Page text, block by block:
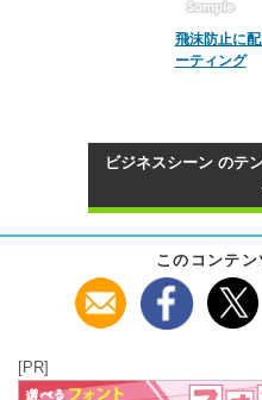
飛沫防止に
ーティング
ビジネスシーン のテ
このコンテ
[PR]